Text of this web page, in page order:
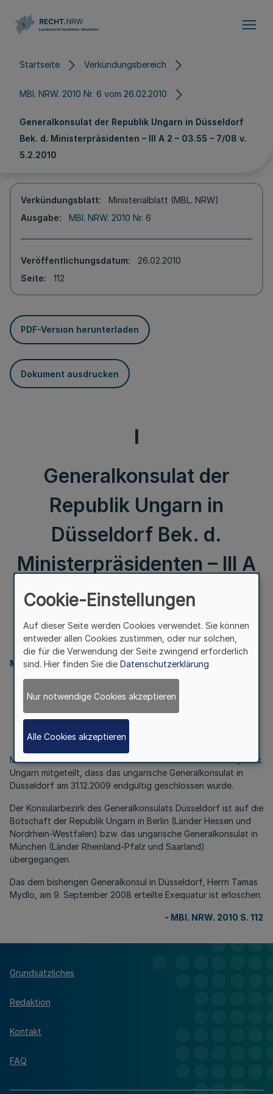
Startseite Verkündungsbereich
MBl. NRW. 2010 Nr. 6 vom 26.02.2010
Generalkonsulat der Republik Ungarn in Düsseldorf
Bek. d. Ministerpräsidenten – III A 2 – 03.55 – 7/08 v.
5.2.2010
Verkündungsblatt
Ministerialblatt (MBL. NRW)
Ausgabe
MBl. NRW. 2010 Nr. 6
Veröffentlichungsdatum
26.02.2010
Seite
112
PDF-Version herunterladen
Dokument ausdrucken
I
Generalkonsulat der
Republik Ungarn in
Düsseldorf Bek. d.
Ministerpräsidenten – III A
2 – 03.55 – 7/08 v.
5.2.2010
Ministerpräsident
in Düsseldorf
Bek. d. Ministerpräsidenten – III A 2 – 03.55 – 7/08
v. 5.2.2010
Mit Verbalnote vom 03.02.2010 hat die Botschaft der Republik
Ungarn mitgeteilt, dass das ungarische Generalkonsulat in
Düsseldorf am 31.12.2009 endgültig geschlossen wurde.
Der Konsularbezirk des Generalkonsulats Düsseldorf ist auf die
Botschaft der Republik Ungarn in Berlin (Länder Hessen und
Nordrhein-Westfalen) bzw. das ungarische Generalkonsulat in
München (Länder Rheinland-Pfalz und Saarland)
übergegangen.
Das dem bisherigen Generalkonsul in Düsseldorf, Herrn Tamas
Mydlo, am 9. September 2008 erteilte Exequatur ist erloschen.
- MBl. NRW. 2010 S. 112
Grundsätzliches
Redaktion
Kontakt
FAQ
Cookie-Einstellungen
Auf dieser Seite werden Cookies verwendet. Sie können
entweder allen Cookies zustimmen, oder nur solchen,
die für die Verwendung der Seite zwingend erforderlich
sind. Hier finden Sie die Datenschutzerklärung
Nur notwendige Cookies akzeptieren
Alle Cookies akzeptieren